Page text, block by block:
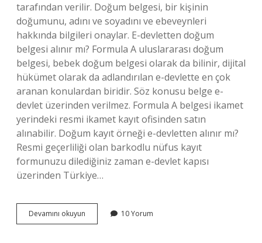
tarafından verilir. Doğum belgesi, bir kişinin
doğumunu, adını ve soyadını ve ebeveynleri
hakkında bilgileri onaylar. E-devletten doğum
belgesi alınır mı? Formula A uluslararası doğum
belgesi, bebek doğum belgesi olarak da bilinir, dijital
hükümet olarak da adlandırılan e-devlette en çok
aranan konulardan biridir. Söz konusu belge e-
devlet üzerinden verilmez. Formula A belgesi ikamet
yerindeki resmi ikamet kayıt ofisinden satın
alınabilir. Doğum kayıt örneği e-devletten alınır mı?
Resmi geçerliliği olan barkodlu nüfus kayıt
formunuzu dilediğiniz zaman e-devlet kapısı
üzerinden Türkiye…
Devamını okuyun
Belgesi
10 Yorum